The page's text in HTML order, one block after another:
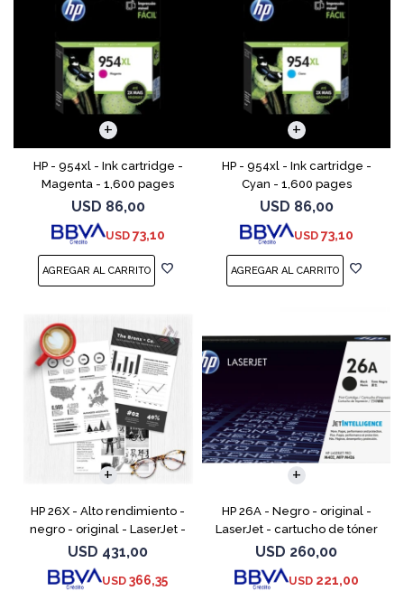
HP - 954xl - Ink cartridge -
Magenta - 1,600 pages
USD 86,00
USD 73,10
HP - 954xl - Ink cartridge -
Cyan - 1,600 pages
USD 86,00
USD 73,10
HP 26X - Alto rendimiento -
negro - original - LaserJet -
cartucho de tóner (CF226X) -
para LaserJet Pro M402, MFP
M426
USD 431,00
USD 366,35
HP 26A - Negro - original -
LaserJet - cartucho de tóner
(CF226A) - para LaserJet Pro
M402, MFP M426
USD 260,00
USD 221,00